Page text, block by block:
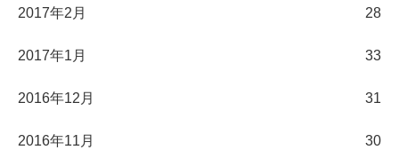
2017年2月 28
2017年1月 33
2016年12月 31
2016年11月 30